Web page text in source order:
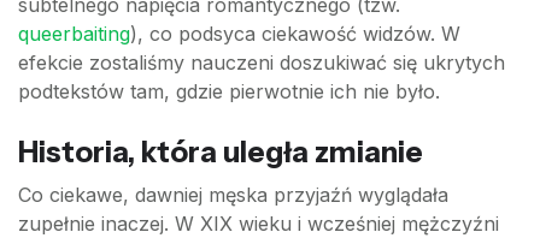
subtelnego napięcia romantycznego (tzw.
queerbaiting), co podsyca ciekawość widzów. W
efekcie zostaliśmy nauczeni doszukiwać się ukrytych
podtekstów tam, gdzie pierwotnie ich nie było.
Historia, która uległa zmianie
Co ciekawe, dawniej męska przyjaźń wyglądała
zupełnie inaczej. W XIX wieku i wcześniej mężczyźni